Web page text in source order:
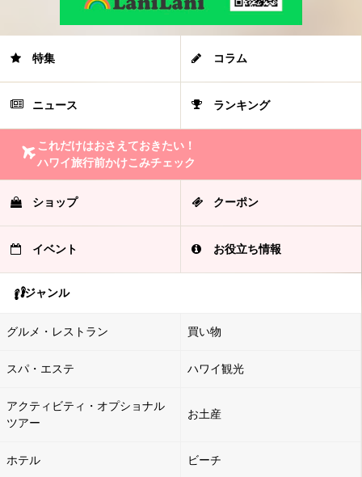
特集 コラム
ニュース ランキング
これだけはおさえておきたい！
ハワイ旅行前かけこみチェック
ショップ クーポン
イベント お役立ち情報
ジャンル
グルメ・レストラン 買い物
スパ・エステ ハワイ観光
アクティビティ・オプショナル
ツアー
お土産
ホテル ビーチ